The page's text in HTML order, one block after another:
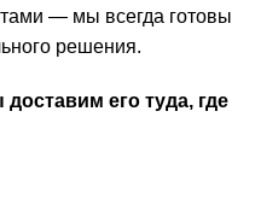
— мы всегда готовы
решения.
его туда, где